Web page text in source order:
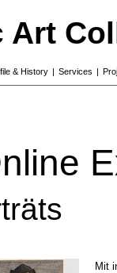
Art
& History | Services |
Mit